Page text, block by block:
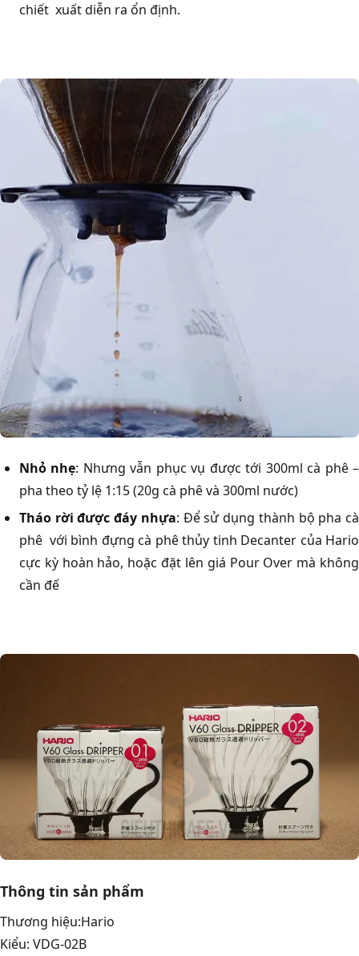
chiết xuất diễn ra ổn định.
Nhỏ nhẹ: Nhưng vẫn phục vụ được tới 300ml cà phê –
pha theo tỷ lệ 1:15 (20g cà phê và 300ml nước)
Tháo rời được đáy nhựa: Để sử dụng thành bộ pha cà
phê với bình đựng cà phê thủy tinh Decanter của Hario
cực kỳ hoàn hảo, hoặc đặt lên giá Pour Over mà không
cần đế
Thông tin sản phẩm
Thương hiệu:Hario
Kiểu: VDG-02B